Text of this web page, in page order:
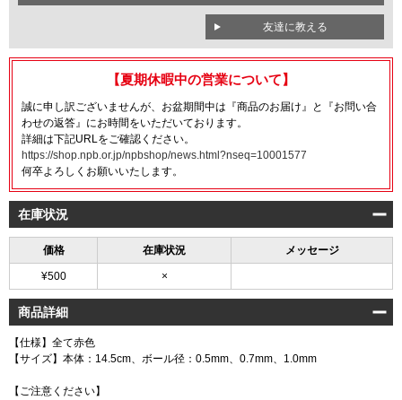
友達に教える
【夏期休暇中の営業について】
誠に申し訳ございませんが、お盆期間中は『商品のお届け』と『お問い合
わせの返答』にお時間をいただいております。
詳細は下記URLをご確認ください。
https://shop.npb.or.jp/npbshop/news.html?nseq=10001577
何卒よろしくお願いいたします。
在庫状況
価格 在庫状況 メッセージ
¥500 ×
商品詳細
【仕様】全て赤色
【サイズ】本体：14.5cm、ボール径：0.5mm、0.7mm、1.0mm
【ご注意ください】